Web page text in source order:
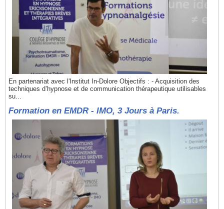
En partenariat avec l'Institut In-Dolore Objectifs : - Acquisition des
techniques d’hypnose et de communication thérapeutique utilisables
su...
Formation en EMDR - IMO, 3 Jours à Paris.